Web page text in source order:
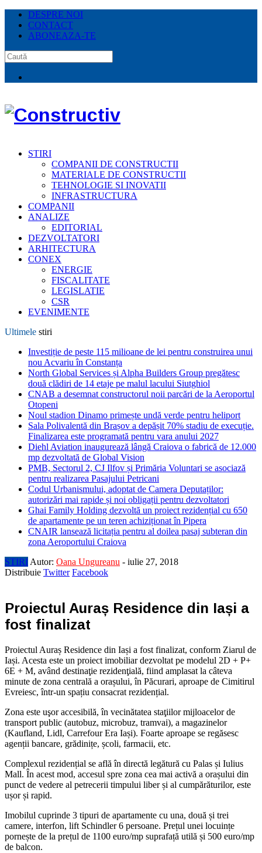
DESPRE NOI
CONTACT
ABONEAZA-TE
STIRI
COMPANII DE CONSTRUCTII
MATERIALE DE CONSTRUCTII
TEHNOLOGIE SI INOVATII
INFRASTRUCTURA
COMPANII
ANALIZE
EDITORIAL
DEZVOLTATORI
ARHITECTURA
CONEX
ENERGIE
FISCALITATE
LEGISLATIE
CSR
EVENIMENTE
Ultimele stiri
Investiție de peste 115 milioane de lei pentru construirea unui
nou Acvariu în Constanța
North Global Services și Alpha Builders Group pregătesc
două clădiri de 14 etaje pe malul lacului Siutghiol
CNAB a desemnat constructorul noii parcări de la Aeroportul
Otopeni
Noul stadion Dinamo primește undă verde pentru heliport
Sala Polivalentă din Brașov a depășit 70% stadiu de execuție.
Finalizarea este programată pentru vara anului 2027
Diehl Aviation inaugurează lângă Craiova o fabrică de 12.000
mp dezvoltată de Global Vision
PMB, Sectorul 2, CJ Ilfov și Primăria Voluntari se asociază
pentru realizarea Pasajului Petricani
Codul Urbanismului, adoptat de Camera Deputaților:
autorizări mai rapide și noi obligații pentru dezvoltatori
Ghai Family Holding dezvoltă un proiect rezidențial cu 650
de apartamente pe un teren achiziționat în Pipera
CNAIR lansează licitația pentru al doilea pasaj subteran din
zona Aeroportului Craiova
STIRI Autor: Oana Ungureanu - iulie 27, 2018
Distribuie Twitter Facebook
Proiectul Auraș Residence din Iași a
fost finalizat
Proiectul Auraș Residence din Iași a fost finalizat, conform Ziarul de
Iași. Acesta este un proiect imobiliar dezvoltat pe modelul 2D + P+
6E + M, având destinaţie rezidenţială, fiind amplasat la câteva
minute de zona centrală a orașului, în Păcurari, aproape de Cimitirul
Evreiesc, într-un spațiu consacrat rezidențial.
Zona este uşor accesibilă, în vecinătatea staţiilor mijloacelor de
transport public (autobuz, microbuz, tramvai), a magazinelor
(Kaufland, Lidl, Carrefour Era Iași). Foarte aproape se regăsesc
agenții bancare, grădinițe, școli, farmacii, etc.
Complexul rezidențial se află în directă legătură cu Palas și Iulius
Mall. În acest mod, accesul spre zona cea mai activă a orașului din
punct de vedere al petrecerii timpului liber și al cumpărăturilor, este
ușor și rapid.
Imobilul cuprinde 3 tipuri de apartamente cu una, două și trei
camere, interfon, lift Schindler 6 persoane. Prețul unei locuințe
pornește de la prețul de 1100 euro/mp suprafață utilă și 500 euro/mp
de balcon.